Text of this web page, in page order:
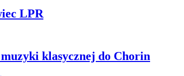
LPR
klasycznej do Chorin